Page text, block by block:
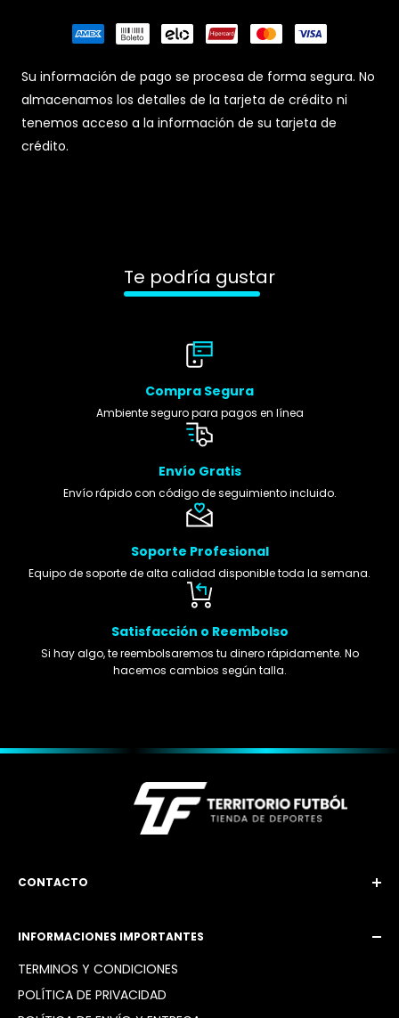
Su información de pago se procesa de forma segura. No
almacenamos los detalles de la tarjeta de crédito ni
tenemos acceso a la información de su tarjeta de
crédito.
Te podría gustar
Compra Segura
Ambiente seguro para pagos en línea
Envío Gratis
Envío rápido con código de seguimiento incluido.
Soporte Profesional
Equipo de soporte de alta calidad disponible toda la semana.
Satisfacción o Reembolso
Si hay algo, te reembolsaremos tu dinero rápidamente. No
hacemos cambios según talla.
CONTACTO
Instagram: @territoriofutbol2_
INFORMACIONES IMPORTANTES
TÉRMINOS Y CONDICIONES
POLÍTICA DE PRIVACIDAD